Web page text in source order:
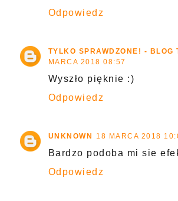
Odpowiedz
TYLKO SPRAWDZONE! - BLOG
MARCA 2018 08:57
Wyszło pięknie :)
Odpowiedz
UNKNOWN 18 MARCA 2018
Bardzo podoba mi sie
Odpowiedz